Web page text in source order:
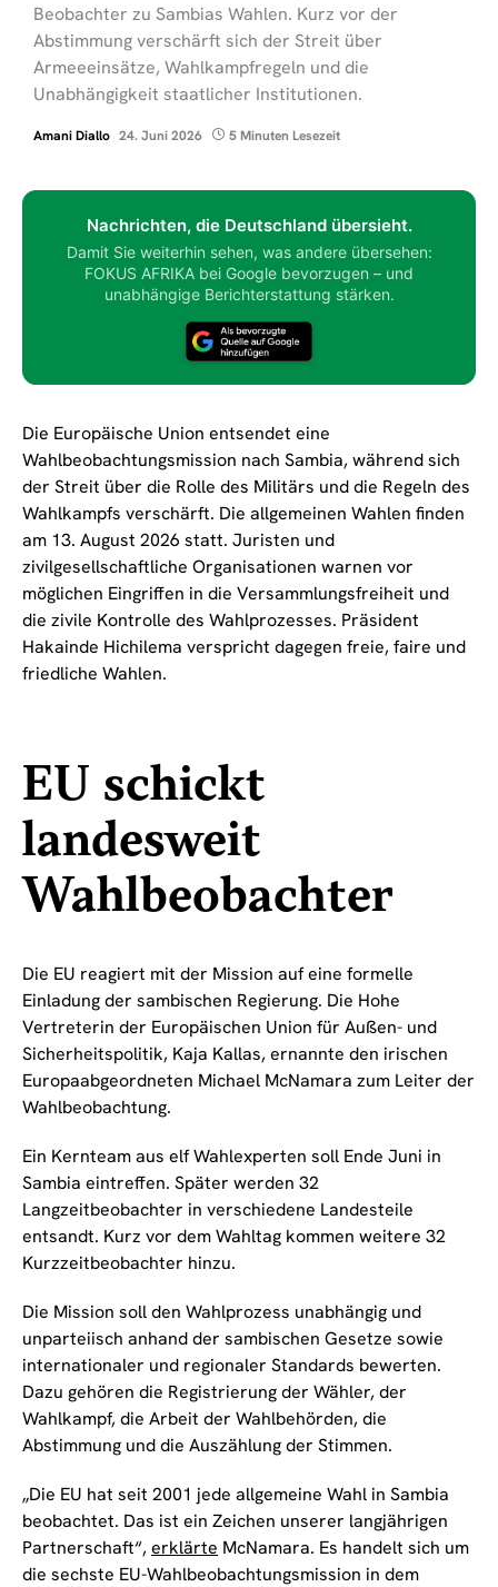
Beobachter zu Sambias Wahlen. Kurz vor der
Abstimmung verschärft sich der Streit über
Armeeeinsätze, Wahlkampfregeln und die
Unabhängigkeit staatlicher Institutionen.
Amani Diallo 24. Juni 2026 5 Minuten Lesezeit
Nachrichten, die Deutschland übersieht.
Damit Sie weiterhin sehen, was andere übersehen:
FOKUS AFRIKA bei Google bevorzugen – und
unabhängige Berichterstattung stärken.
Die Europäische Union entsendet eine
Wahlbeobachtungsmission nach Sambia, während sich
der Streit über die Rolle des Militärs und die Regeln des
Wahlkampfs verschärft. Die allgemeinen Wahlen finden
am 13. August 2026 statt. Juristen und
zivilgesellschaftliche Organisationen warnen vor
möglichen Eingriffen in die Versammlungsfreiheit und
die zivile Kontrolle des Wahlprozesses. Präsident
Hakainde Hichilema verspricht dagegen freie, faire und
friedliche Wahlen.
EU schickt
landesweit
Wahlbeobachter
Die EU reagiert mit der Mission auf eine formelle
Einladung der sambischen Regierung. Die Hohe
Vertreterin der Europäischen Union für Außen- und
Sicherheitspolitik, Kaja Kallas, ernannte den irischen
Europaabgeordneten Michael McNamara zum Leiter der
Wahlbeobachtung.
Ein Kernteam aus elf Wahlexperten soll Ende Juni in
Sambia eintreffen. Später werden 32
Langzeitbeobachter in verschiedene Landesteile
entsandt. Kurz vor dem Wahltag kommen weitere 32
Kurzzeitbeobachter hinzu.
Die Mission soll den Wahlprozess unabhängig und
unparteiisch anhand der sambischen Gesetze sowie
internationaler und regionaler Standards bewerten.
Dazu gehören die Registrierung der Wähler, der
Wahlkampf, die Arbeit der Wahlbehörden, die
Abstimmung und die Auszählung der Stimmen.
„Die EU hat seit 2001 jede allgemeine Wahl in Sambia
beobachtet. Das ist ein Zeichen unserer langjährigen
Partnerschaft“,erklärte McNamara. Es handelt sich um
die sechste EU-Wahlbeobachtungsmission in dem